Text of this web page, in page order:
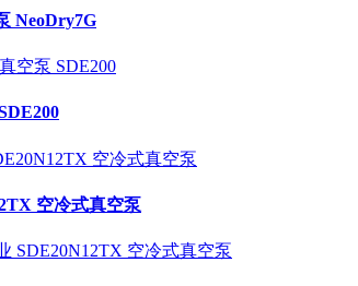
NeoDry7G
空冷式真空泵